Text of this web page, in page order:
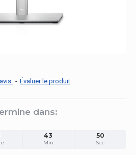
- Évaluer le produit
dans:
43
Min
49
Sec